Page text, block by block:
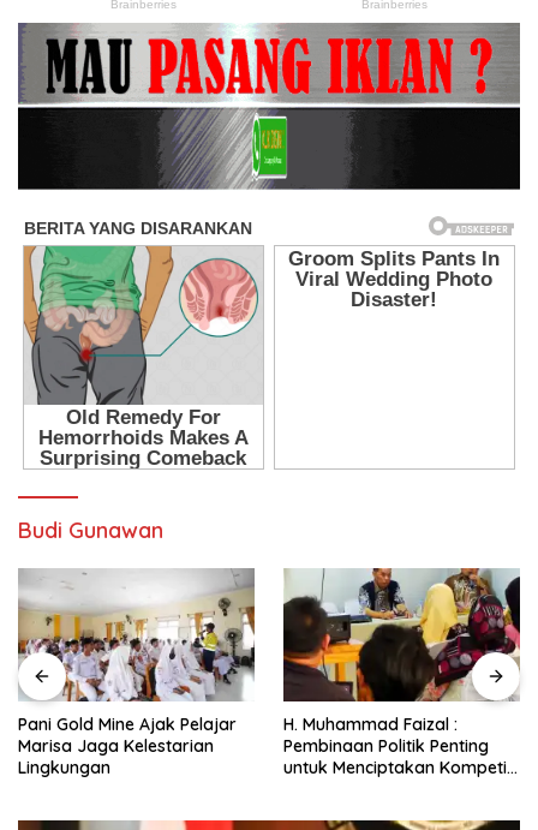
Budi Gunawan
Pani Gold Mine Ajak Pelajar
Marisa Jaga Kelestarian
Lingkungan
H. Muhammad Faizal :
Pembinaan Politik Penting
untuk Menciptakan Kompetisi